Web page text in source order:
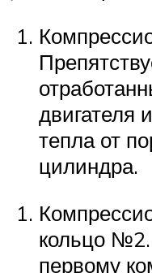
двигателя
тепла от
цилиндра.
кольцо
первому